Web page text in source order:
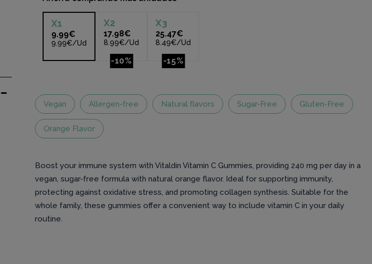
X1
9.99€
9.99€/Ud
X2
17.98€
8.99€/Ud
-10%
X3
25.47€
8.49€/Ud
-15%
Vegan Allergen-free Natural flavors Sugar-Free Gluten-Free
Orange Flavor
Boost your immune system with Vitaldin Vitamin C Gummies, providing 240 mg per day in a
vegan, sugar-free formula with natural orange flavor. Ideal for supporting immunity,
protecting against oxidative stress, and promoting collagen synthesis. Suitable for the
whole family, these gummies offer a convenient way to include vitamin C in your daily
routine.